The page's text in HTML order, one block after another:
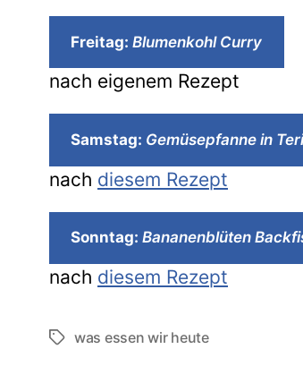
Freitag:Blumenkohl Curry
nach eigenem Rezept
Samstag: Gemüsepfanne in
nach diesem Rezept
Sonntag:Bananenblüten
nach diesem Rezept
Schlagwörter
was essen wir heute